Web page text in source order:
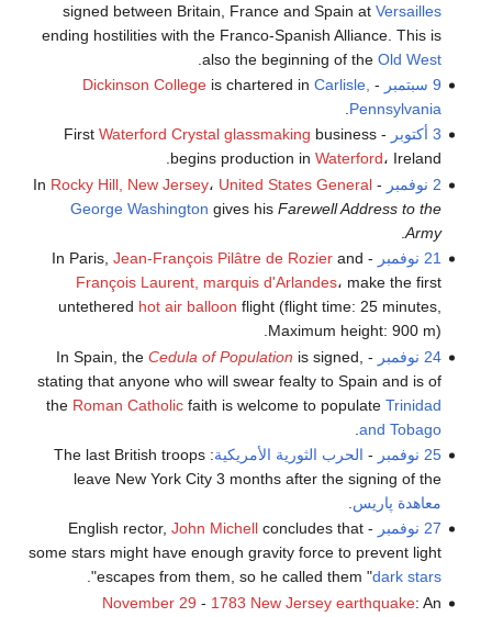
signed between Britain, France and Spain at Versailles
ending hostilities with the Franco-Spanish Alliance. This is
also the beginning of the Old West
9 سبتمبر
-
Dickinson Collegeis chartered in Carlisle,
Pennsylvania
3 أكتوبر
- First
Waterford Crystal glassmaking business
begins production in Waterford، Ireland.
2 نوفمبر
- In
Rocky Hill, New Jersey، United States General
George Washington gives his Farewell Address to the
Army
21 نوفمبر
- In Paris,
Jean-François Pilâtre de Rozierand
François Laurent, marquis d'Arlandes، make the first
untethered hot air balloon flight (flight time: 25 minutes,
Maximum height: 900 m).
24 نوفمبر
- In Spain, the
Cedula of Population is signed,
stating that anyone who will swear fealty to Spain and is of
the Roman Catholicfaith is welcome to populate Trinidad
and Tobago
25 نوفمبر
- الحرب الثورية الأمريكية : The last British troops
leave New York City 3 months after the signing of the
معاهدة پاريس
27 نوفمبر
- English rector,
John Michellconcludes that
some stars might have enough gravity force to prevent light
escapes from them, so he called them "dark stars
".
November 29 - 1783 New Jersey earthquake: An